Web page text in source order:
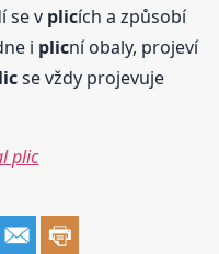
se v plicích a způsobí
i plicní obaly, projeví
se vždy projevuje
plic